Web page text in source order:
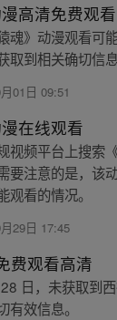
高清免费观看
魂》动漫观看可
到相关确切信息
01日 09:51
在线观看
视频平台上搜索
要注意的是，该
看的情况。
29日 17:45
费观看高清
日，未获取到
效信息。